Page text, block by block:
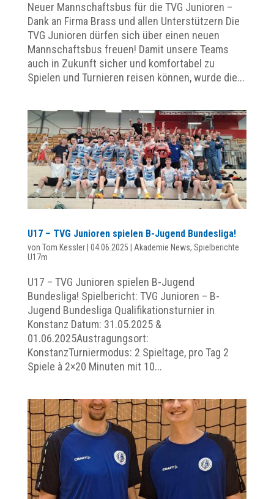
Neuer Mannschaftsbus für die TVG Junioren –
Dank an Firma Brass und allen Unterstützern Die
TVG Junioren dürfen sich über einen neuen
Mannschaftsbus freuen! Damit unsere Teams
auch in Zukunft sicher und komfortabel zu
Spielen und Turnieren reisen können, wurde die...
U17 – TVG Junioren spielen B-Jugend Bundesliga!
von Tom Kessler| 04.06.2025 Akademie News, Spielberichte
U17m
U17 – TVG Junioren spielen B-Jugend
Bundesliga! Spielbericht: TVG Junioren – B-
Jugend Bundesliga Qualifikationsturnier in
Konstanz Datum: 31.05.2025 &
01.06.2025Austragungsort:
KonstanzTurniermodus: 2 Spieltage, pro Tag 2
Spiele à 2×20 Minuten mit 10...